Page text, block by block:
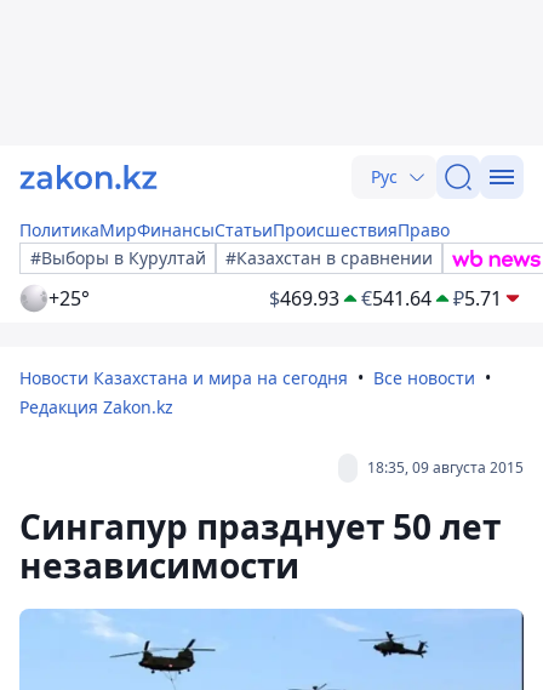
Рус
ПолитикаМирФинансыСтатьиПроисшествияПраво
#Выборы в Курултай
#Казахстан в сравнении
+25° $469.93 €541.64 ₽5.71
Новости Казахстана и мира на сегодня
Все новости
Редакция Zakon.kz
18:35, 09 августа 2015
Сингапур празднует 50 лет
независимости